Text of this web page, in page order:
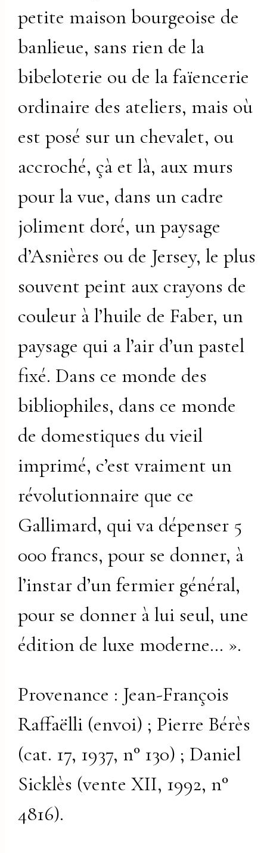
petite maison bourgeoise de
banlieue, sans rien de la
bibeloterie ou de la faïencerie
ordinaire des ateliers, mais où
est posé sur un chevalet, ou
accroché, çà et là, aux murs
pour la vue, dans un cadre
joliment doré, un paysage
d’Asnières ou de Jersey, le plus
souvent peint aux crayons de
couleur à l’huile de Faber, un
paysage qui a l’air d’un pastel
fixé. Dans ce monde des
bibliophiles, dans ce monde
de domestiques du vieil
imprimé, c’est vraiment un
révolutionnaire que ce
Gallimard, qui va dépenser 5
000 francs, pour se donner, à
l’instar d’un fermier général,
pour se donner à lui seul, une
édition de luxe moderne… ».
Provenance : Jean-François
Raffaëlli (envoi) ; Pierre Bérès
(cat. 17, 1937, n° 130) ; Daniel
Sicklès (vente XII, 1992, n°
4816).